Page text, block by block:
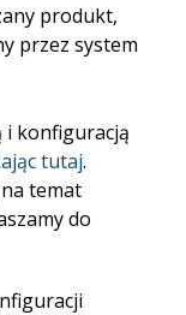
produkt,
przez system
i konfiguracją
tutaj.
temat
do